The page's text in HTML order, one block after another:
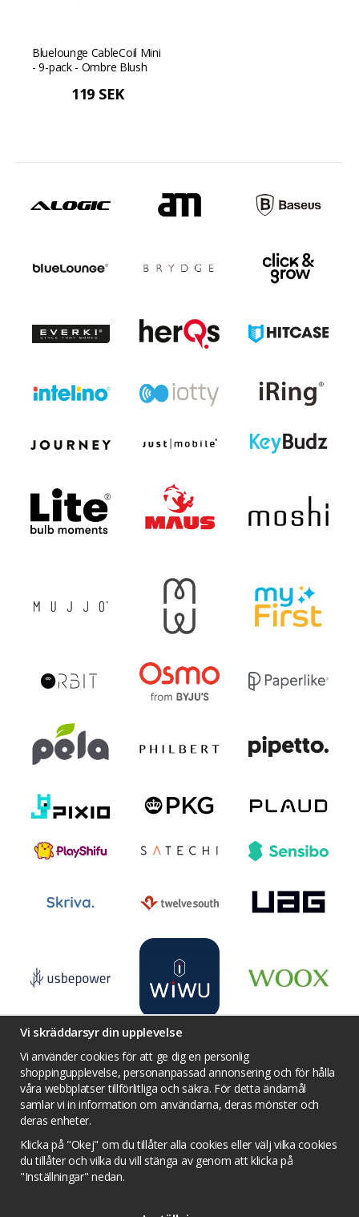
Bluelounge CableCoil Mini
- 9-pack - Ombre Blush
119 SEK
Villkor Kontakta oss
Facebook
Twitter
YouTube
Prisjakt
Integritets sekretesspolicy
Tävlingsvillkor
Om cookies
Cookie inställningar
Vi skräddarsyr din upplevelse
Vi använder cookies för att ge dig en personlig
shoppingupplevelse, personanpassad annonsering och för hålla
våra webbplatser tillförlitliga och säkra. För detta ändamål
samlar vi in information om användarna, deras mönster och
deras enheter.
Klicka på "Okej" om du tillåter alla cookies eller välj vilka cookies
du tillåter och vilka du vill stänga av genom att klicka på
"Inställningar" nedan.